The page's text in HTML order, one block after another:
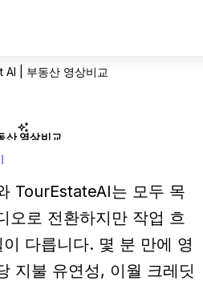
AI | 부동산 영상비교
산 영상비교
TourEstateAI는 모두 목
오로 전환하지만 작업 흐
다릅니다. 몇 분 만에 영
지불 유연성, 이월 크레딧